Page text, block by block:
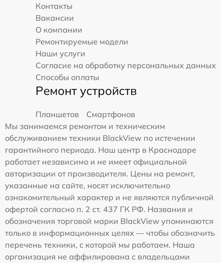
Контакты
Вакансии
О компании
Ремонтируемые модели
Наши услуги
Согласие на обработку персональных данных
Способы оплаты
Ремонт устройств
Планшетов
Смартфонов
Мы занимаемся ремонтом и техническим
обслуживанием техники BlackView по истечении
гарантийного периода. Наш центр в Краснодаре
работает независимо и не имеет официальной
авторизации от производителя. Цены на ремонт,
указанные на сайте, носят исключительно
ознакомительный характер и не являются публичной
офертой согласно п. 2 ст. 437 ГК РФ. Названия и
обозначения торговой марки BlackView упоминаются
только в информационных целях — чтобы обозначить
перечень техники, с которой мы работаем. Наша
организация не аффилирована с владельцами